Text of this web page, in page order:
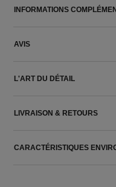
INFORMATIONS
AVIS
L'ART DU DÉTAIL
LIVRAISON & RETOURS
CARACTÉRISTIQUES